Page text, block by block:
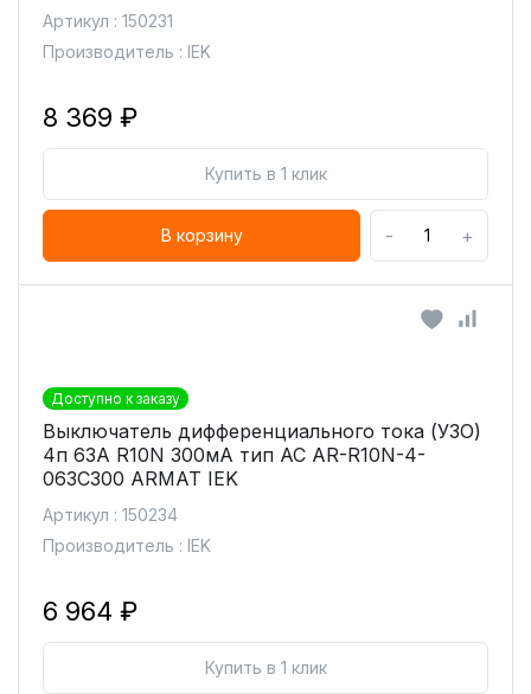
Артикул : 150231
Производитель : IEK
8 369 ₽
Купить в 1 клик
В корзину - +
Доступно к заказу
Выключатель дифференциального тока (УЗО)
4п 63А R10N 300мА тип AC AR-R10N-4-
063C300 ARMAT IEK
Артикул : 150234
Производитель : IEK
6 964 ₽
Купить в 1 клик